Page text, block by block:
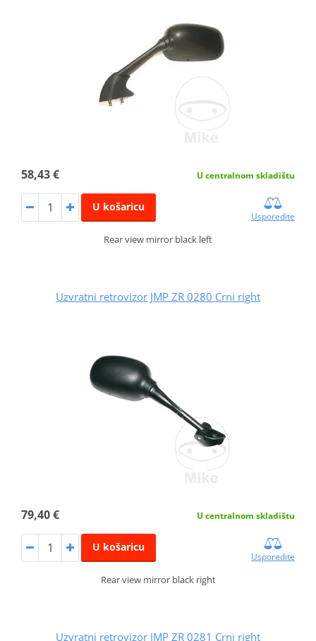
58,43 € U centralnom skladištu
U košaricu
Usporedite
Rear view mirror black left
Uzvratni retrovizor JMP ZR 0280 Crni right
79,40 € U centralnom skladištu
U košaricu
Usporedite
Rear view mirror black right
Uzvratni retrovizor JMP ZR 0281 Crni right